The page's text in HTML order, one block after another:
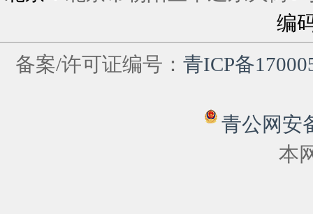
编
备案/许可证编号： 青ICP备
青公网安
本